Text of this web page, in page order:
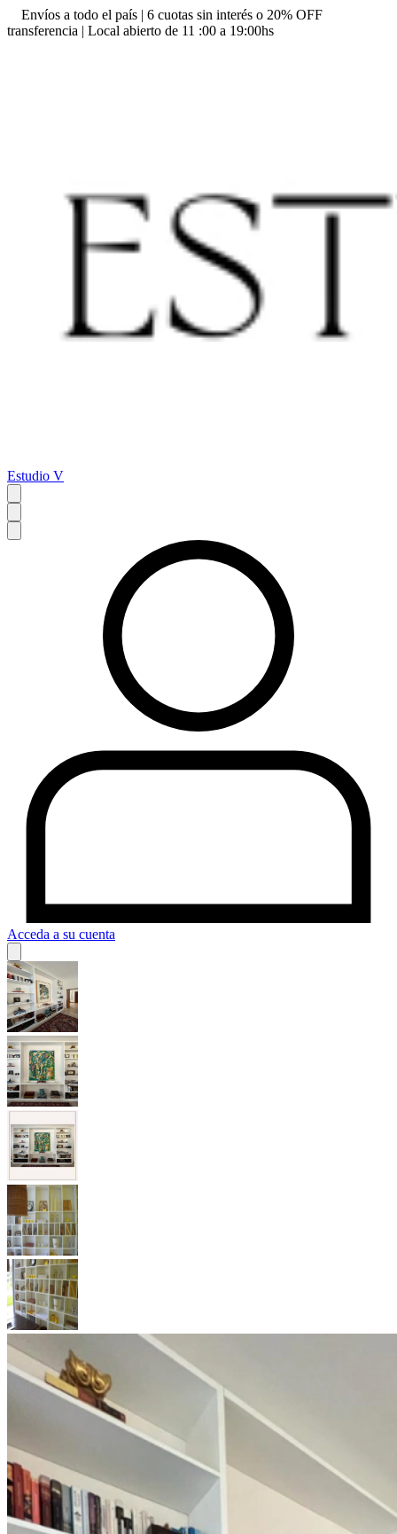
Envíos a todo el país | 6 cuotas sin interés o 20% OFF
transferencia | Local abierto de 11 :00 a 19:00hs
Estudio V
Acceda a su cuenta